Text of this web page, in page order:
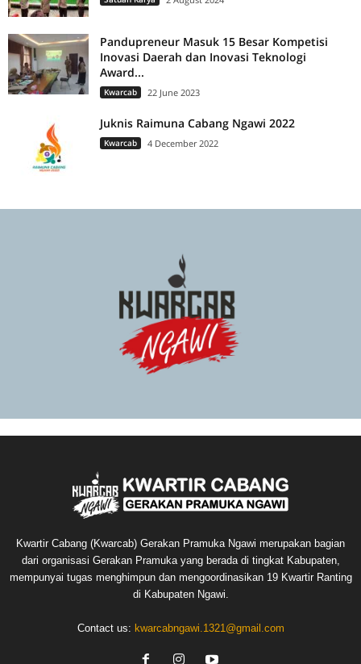
Pandupreneur Masuk 15 Besar Kompetisi
Inovasi Daerah dan Inovasi Teknologi
Award...
Kwarcab 22 June 2023
Juknis Raimuna Cabang Ngawi 2022
Kwarcab 4 December 2022
Kwartir Cabang (Kwarcab) Gerakan Pramuka Ngawi merupakan bagian
dari organisasi Gerakan Pramuka yang berada di tingkat Kabupaten,
mempunyai tugas menghimpun dan mengoordinasikan 19 Kwartir Ranting
di Kabupaten Ngawi.
Contact us: kwarcabngawi.1321@gmail.com